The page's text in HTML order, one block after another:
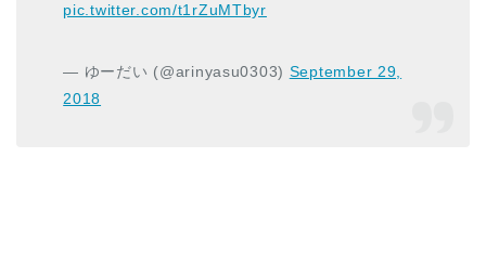
pic.twitter.com/t1rZuMTbyr
— ゆーだい (@arinyasu0303) September 29,
2018